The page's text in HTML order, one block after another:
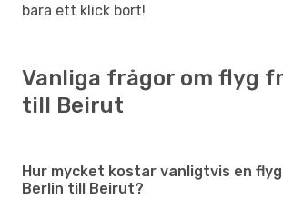
bara ett klick bort!
Vanliga frågor om flyg
till Beirut
Hur mycket kostar vanligtvis en
Berlin till Beirut?